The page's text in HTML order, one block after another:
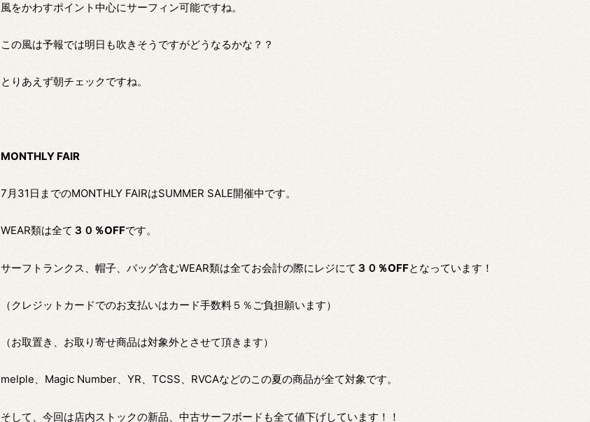
風をかわすポイント中心にサーフィン可能ですね。
この風は予報では明日も吹きそうですがどうなるかな？？
とりあえず朝チェックですね。
MONTHLY FAIR
7月31日までのMONTHLY FAIRはSUMMER SALE開催中です。
WEAR類は全て ３０％OFFです。
サーフトランクス、帽子、バッグ含むWEAR類は全てお会計の際にレジにて ３０％OFFとなっています！
（クレジットカードでのお支払いはカード手数料５％ご負担願います）
（お取置き、お取り寄せ商品は対象外とさせて頂きます）
melple、Magic Number、YR、TCSS、RVCAなどのこの夏の商品が全て対象です。
そして、今回は店内ストックの新品、中古サーフボードも全て値下げしています！！